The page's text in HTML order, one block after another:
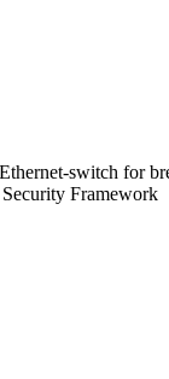
switch for
Framework